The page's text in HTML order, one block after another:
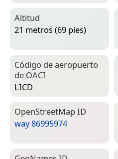
Altitud
21 metros (69 pies)
Código de aeropuerto
de OACI
LICD
Open­Street­Map ID
way 86995974